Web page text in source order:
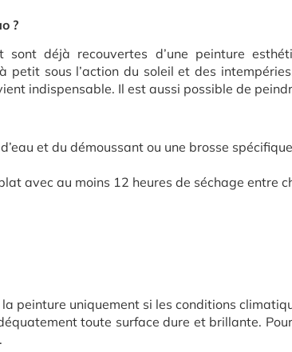
?
déjà recouvertes d’une peinture
sous l’action du soleil et des
indispensable. Il est aussi possible de
et du démoussant ou une brosse
avec au moins 12 heures de séchage entre
peinture uniquement si les conditions
toute surface dure et brillante.